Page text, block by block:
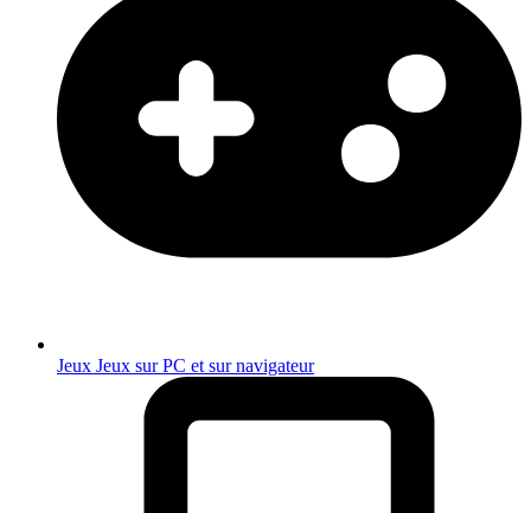
Jeux Jeux sur PC et sur navigateur